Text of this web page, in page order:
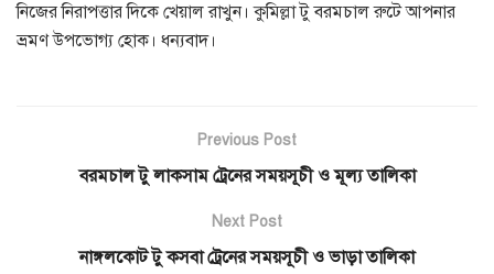
নিজের নিরাপত্তার দিকে খেয়াল রাখুন। কুমিল্লা টু বরমচাল রুটে আপনার
ভ্রমণ উপভোগ্য হোক। ধন্যবাদ।
Previous Post
বরমচাল টু লাকসাম ট্রেনের সময়সূচী ও মূল্য তালিকা
Next Post
নাঙ্গলকোট টু কসবা ট্রেনের সময়সূচী ও ভাড়া তালিকা